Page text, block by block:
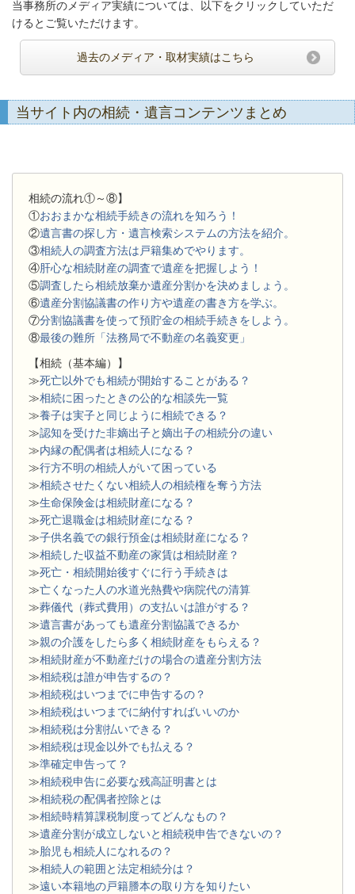
当事務所のメディア実績については、以下をクリックしていただ
けるとご覧いただけます。
過去のメディア・取材実績はこちら
当サイト内の相続・遺言コンテンツまとめ
相続の流れ①～⑧】
①おおまかな相続手続きの流れを知ろう！
②遺言書の探し方・遺言検索システムの方法を紹介。
③相続人の調査方法は戸籍集めでやります。
④肝心な相続財産の調査で遺産を把握しよう！
⑤調査したら相続放棄か遺産分割かを決めましょう。
⑥遺産分割協議書の作り方や遺産の書き方を学ぶ。
⑦分割協議書を使って預貯金の相続手続きをしよう。
⑧最後の難所「法務局で不動産の名義変更」
【相続（基本編）】
≫死亡以外でも相続が開始することがある？
≫相続に困ったときの公的な相談先一覧
≫養子は実子と同じように相続できる？
≫認知を受けた非嫡出子と嫡出子の相続分の違い
≫内縁の配偶者は相続人になる？
≫行方不明の相続人がいて困っている
≫相続させたくない相続人の相続権を奪う方法
≫生命保険金は相続財産になる？
≫死亡退職金は相続財産になる？
≫子供名義での銀行預金は相続財産になる？
≫相続した収益不動産の家賃は相続財産？
≫死亡・相続開始後すぐに行う手続きは
≫亡くなった人の水道光熱費や病院代の清算
≫葬儀代（葬式費用）の支払いは誰がする？
≫遺言書があっても遺産分割協議できるか
≫親の介護をしたら多く相続財産をもらえる？
≫相続財産が不動産だけの場合の遺産分割方法
≫相続税は誰が申告するの？
≫相続税はいつまでに申告するの？
≫相続税はいつまでに納付すればいいのか
≫相続税は分割払いできる？
≫相続税は現金以外でも払える？
≫準確定申告って？
≫相続税申告に必要な残高証明書とは
≫相続税の配偶者控除とは
≫相続時精算課税制度ってどんなもの？
≫遺産分割が成立しないと相続税申告できないの？
≫胎児も相続人になれるの？
≫相続人の範囲と法定相続分は？
≫遠い本籍地の戸籍謄本の取り方を知りたい